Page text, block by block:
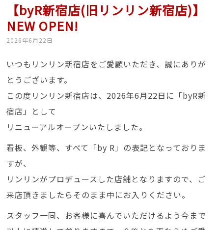
【byR新宿店(旧リンリン新宿店)】
NEW OPEN!
2026年6月22日
いつもリンリン新宿店をご愛顧いただき、誠にありが
とうございます。
この度リンリン新宿店は、2026年6月22日に「byR新
宿店」として
リニューアルオープンいたしました。
看板、外観等、すべて「by R」の表記となっておりま
すが、
リンリンがプロデュースした店舗となりますので、ご
来店頂きましたらそのまま中にお入りください。
スタッフ一同、お客様に喜んでいただけるよう今まで